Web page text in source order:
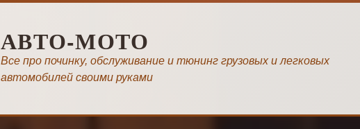
АВТО-МОТО
Все про починку, обслуживание и тюнинг грузовых и легковых
автомобилей своими руками